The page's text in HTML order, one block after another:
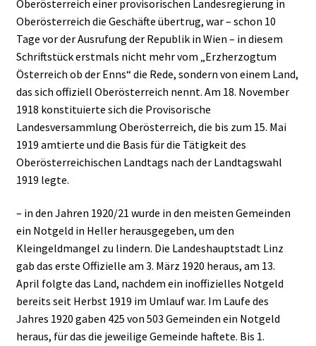
Oberösterreich einer provisorischen Landesregierung in
Oberösterreich die Geschäfte übertrug, war – schon 10
Tage vor der Ausrufung der Republik in Wien – in diesem
Schriftstück erstmals nicht mehr vom „Erzherzogtum
Österreich ob der Enns“ die Rede, sondern von einem Land,
das sich offiziell Oberösterreich nennt. Am 18. November
1918 konstituierte sich die Provisorische
Landesversammlung Oberösterreich, die bis zum 15. Mai
1919 amtierte und die Basis für die Tätigkeit des
Oberösterreichischen Landtags nach der Landtagswahl
1919 legte.
– in den Jahren 1920/21 wurde in den meisten Gemeinden
ein Notgeld in Heller herausgegeben, um den
Kleingeldmangel zu lindern. Die Landeshauptstadt Linz
gab das erste Offizielle am 3. März 1920 heraus, am 13.
April folgte das Land, nachdem ein inoffizielles Notgeld
bereits seit Herbst 1919 im Umlauf war. Im Laufe des
Jahres 1920 gaben 425 von 503 Gemeinden ein Notgeld
heraus, für das die jeweilige Gemeinde haftete. Bis 1.